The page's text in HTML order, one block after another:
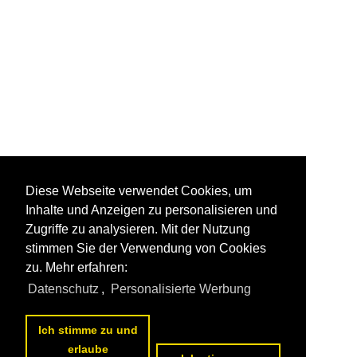
Diese Webseite verwendet Cookies, um
Inhalte und Anzeigen zu personalisieren und
Zugriffe zu analysieren. Mit der Nutzung
stimmen Sie der Verwendung von Cookies
zu. Mehr erfahren:
Datenschutz , Personalisierte Werbung
Ich stimme zu und
erlaube